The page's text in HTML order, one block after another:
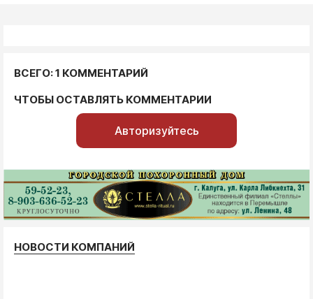
ВСЕГО: 1 КОММЕНТАРИЙ
ЧТОБЫ ОСТАВЛЯТЬ КОММЕНТАРИИ
Авторизуйтесь
НОВОСТИ КОМПАНИЙ